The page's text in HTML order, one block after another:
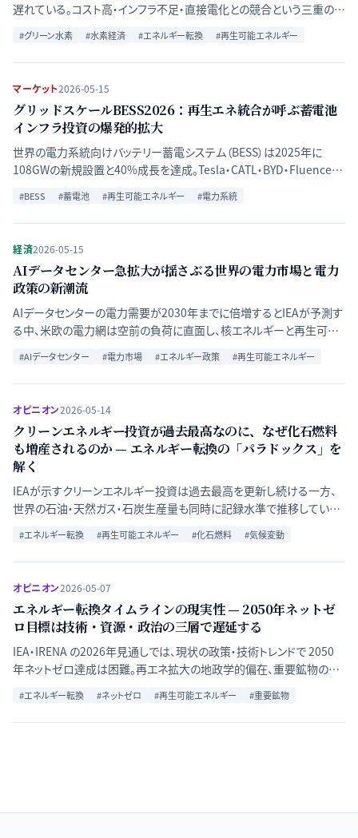
遅れている。コスト高・インフラ不足・直接電化との競合という三重の壁
#グリーン水素 #水素経済 #エネルギー転換 #再生可能エネルギー
マーケット2026-05-15
グリッドスケールBESS2026：再生エネ統合が呼ぶ蓄電池
インフラ投資の爆発的拡大
世界の電力系統向けバッテリー蓄電システム（BESS）は2025年に
108GWの新規設置と40%成長を達成。Tesla・CATL・BYD・Fluenceが
覇権争いを繰り広げる中、4時間型BESSの均等化コストが史上最低の
78ドル/MWhに低下し、ガスピーカー代替が経済合理性を持ち始めた。
#BESS #蓄電池 #再生可能エネルギー #電力系統
経済2026-05-15
AIデータセンター急拡大が揺さぶる世界の電力市場と電力
政策の新潮流
AIデータセンターの電力需要が2030年までに倍増するとIEAが予測す
る中、米欧の電力網は空前の負荷に直面し、核エネルギーと再生可能
エネルギーへの需要シフトが加速している。
#AIデータセンター #電力市場 #エネルギー政策 #再生可能エネルギー
オピニオン2026-05-14
クリーンエネルギー投資が過去最高なのに、なぜ化石燃料
も増産されるのか — エネルギー転換の「パラドックス」を
解く
IEAが示すクリーンエネルギー投資は過去最高を更新し続ける一方、
世界の石油・天然ガス・石炭生産量も同時に記録水準で推移している。
のか。需要構造・投資ロジック・政策ギャップの三つの軸から、移行の本
質的な課題を論じる。
#エネルギー転換 #再生可能エネルギー #化石燃料 #気候変動
オピニオン2026-05-07
エネルギー転換タイムラインの現実性 — 2050年ネットゼ
ロ目標は技術・資源・政治の三層で遅延する
IEA・IRENA の2026年見通しでは、現状の政策・技術トレンドで 2050
年ネットゼロ達成は困難。再エネ拡大の地政学的偏在、重要鉱物の供
ライン」を論じる。
#エネルギー転換 #ネットゼロ #再生可能エネルギー #重要鉱物